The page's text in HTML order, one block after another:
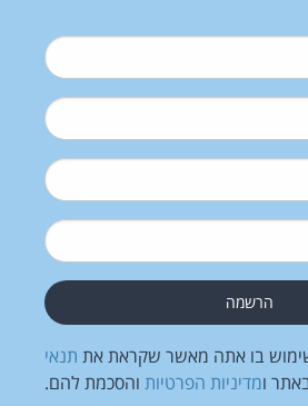
בו אתה מאשר שקראת את תנאי
ומדיניות הפרטיות והסכמת להם.